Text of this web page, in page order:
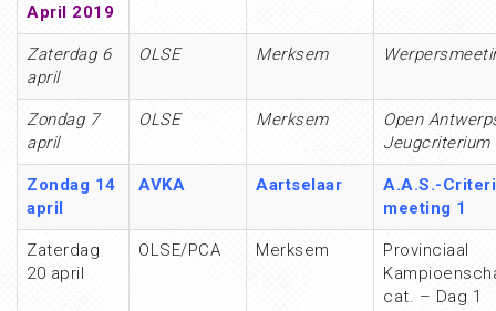
April 2019
Zaterdag 6
april
OLSE Merksem
Zondag 7
april
OLSE Merksem
Open
Jeugcriterium
Zondag 14
april
AVKA Aartselaar
A.A.S.-
meeting 1
Zaterdag
20 april
OLSE/PCA Merksem
Provinciaal
cat. – Dag 1